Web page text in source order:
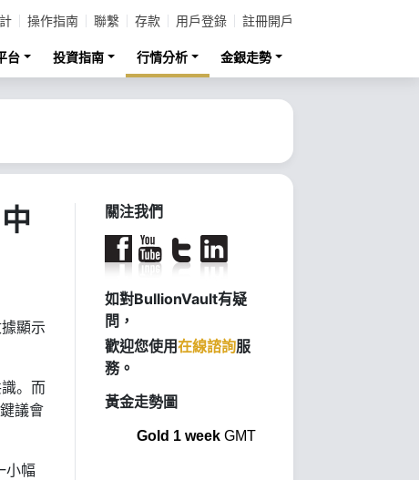
操作指南 聯繫 存款 用戶登錄 註冊開戶
台 投資指南 行情分析 金銀走勢
顯示
。而
議會
小幅
關注我們
如對BullionVault有疑
問，
歡迎您使用在線諮詢服
務。
黃金走勢圖
Gold 1 weekGMT